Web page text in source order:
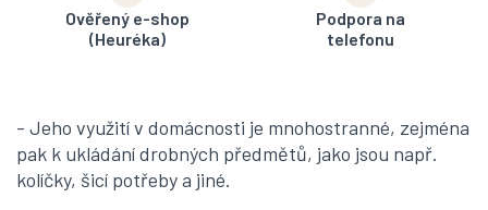
Ověřený e-shop
(Heuréka)
Podpora na
telefonu
- Jeho využití v domácnosti je mnohostranné, zejména
pak k ukládání drobných předmětů, jako jsou např.
kolíčky, šicí potřeby a jiné.